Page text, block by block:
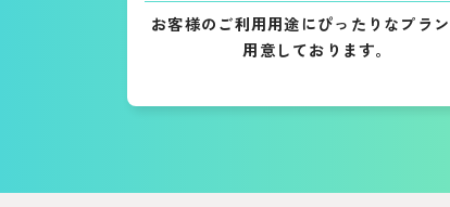
お客様のご利用用途にぴったりなプラ
用意しております。